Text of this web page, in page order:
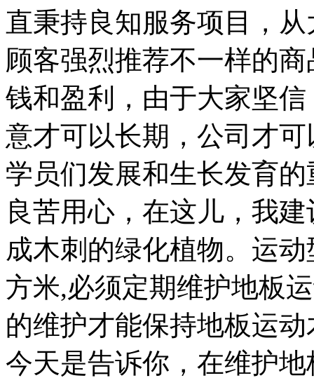
直秉持良知服务项目，
顾客强烈推荐不一样的
钱和盈利，由于大家坚
意才可以长期，公司才
学员们发展和生长发育
良苦用心，在这儿，我
成木刺的绿化植物。运
方米,必须定期维护地板
的维护才能保持地板运
今天是告诉你，在维护